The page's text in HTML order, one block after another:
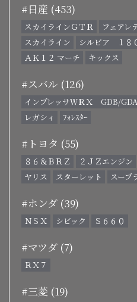
#日産 (453)
スカイラインＧＴＲ フェアレ
スカイライン
シルビア １８
ＡＫ１２ マーチ
キックス
#スバル (126)
インプレッサＷＲＸ GDB/GDA
レガシィ
ﾌｫﾚｽﾀｰ
#トヨタ (55)
８６＆ＢＲＺ ２ＪＺエンジン
ヤリス
スターレット スープ
#ホンダ (39)
ＮＳＸ シビック Ｓ６６０
#マツダ (7)
ＲＸ７
#三菱 (19)